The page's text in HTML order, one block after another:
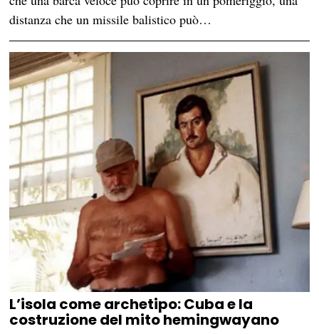
distanza che un missile balistico può…
L’isola come archetipo: Cuba e la
costruzione del mito hemingwayano